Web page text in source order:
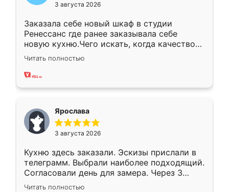
3 августа 2026
Заказала себе новый шкаф в студии
Ренессанс где ранее заказывала себе
новую кухню.Чего искать, когда качеством
вполне довольна. Служит кухня уже почти
два года, нареканий нет.
Читать полностью
Ярослава
3 августа 2026
Кухню здесь заказали. Эскизы прислали в
телеграмм. Выбрали наиболее подходящий.
Согласовали день для замера. Через 3
недели кухня была уже готова. Остались
Читать полностью